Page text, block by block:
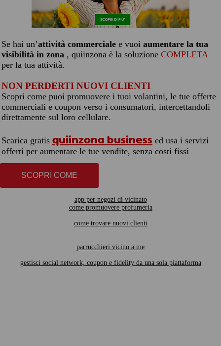
Se hai un’attività commerciale e vuoi aumentare la tua
visibilità in zona , quiinzona è la soluzione COMPLETA
per la tua attività.
NON PERDERTI NUOVI CLIENTI
Scopri come puoi promuovere i tuoi volantini, le tue offerte
commerciali e coupon verso i consumatori, intercettandoli
direttamente sul loro cellulare.
Scarica gratis quiinzona business ed usa i servizi
offerti per aumentare le tue vendite, senza costi fissi
SCOPRI COME
app per negozi di vicinato
come promuovere profumeria
come trovare nuovi clienti
parrucchieri vicino a me
gestisci social network, coupon e fidelity da una sola piattaforma